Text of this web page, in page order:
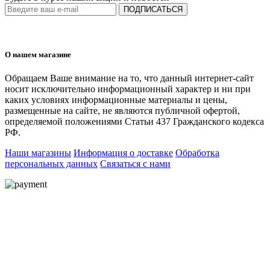
ПОДПИСАТЬСЯ
О нашем магазине
Обращаем Ваше внимание на то, что данный интернет-сайт
носит исключительно информационный характер и ни при
каких условиях информационные материалы и цены,
размещенные на сайте, не являются публичной офертой,
определяемой положениями Статьи 437 Гражданского кодекса
РФ.
Наши магазины Информация о доставке Обработка
персональных данных Связаться с нами